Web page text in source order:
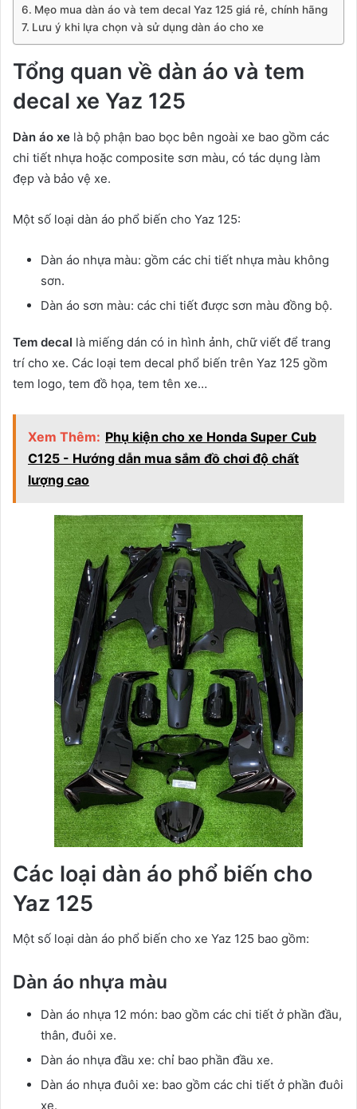
Mẹo mua dàn áo và tem decal Yaz 125 giá rẻ, chính hãng
Lưu ý khi lựa chọn và sử dụng dàn áo cho xe
Tổng quan về dàn áo và tem
decal xe Yaz 125
Dàn áo xe là bộ phận bao bọc bên ngoài xe bao gồm các
chi tiết nhựa hoặc composite sơn màu, có tác dụng làm
đẹp và bảo vệ xe.
Một số loại dàn áo phổ biến cho Yaz 125:
Dàn áo nhựa màu: gồm các chi tiết nhựa màu không
sơn.
Dàn áo sơn màu: các chi tiết được sơn màu đồng bộ.
Tem decal là miếng dán có in hình ảnh, chữ viết để trang
trí cho xe. Các loại tem decal phổ biến trên Yaz 125 gồm
tem logo, tem đồ họa, tem tên xe…
Xem Thêm: Phụ kiện cho xe Honda Super Cub
C125 - Hướng dẫn mua sắm đồ chơi độ chất
lượng cao
Các loại dàn áo phổ biến cho
Yaz 125
Một số loại dàn áo phổ biến cho xe Yaz 125 bao gồm:
Dàn áo nhựa màu
Dàn áo nhựa 12 món: bao gồm các chi tiết ở phần đầu,
thân, đuôi xe.
Dàn áo nhựa đầu xe: chỉ bao phần đầu xe.
Dàn áo nhựa đuôi xe: bao gồm các chi tiết ở phần đuôi
xe.